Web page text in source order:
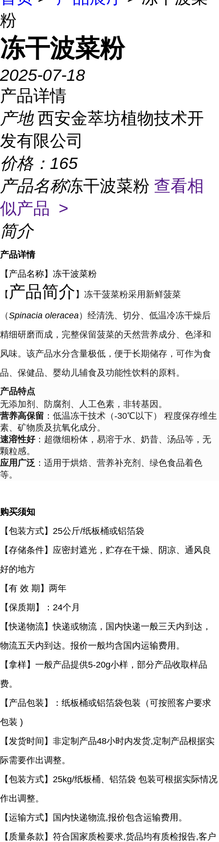
粉
冻干波菜粉
2025-07-18
产品详情
产地 西安金萃坊植物技术开
发有限公司
价格： 165
产品名称冻干波菜粉 查看相
似产品 >
简介
产品详情
【产品名称】冻干波菜粉
【 产品简介 】 冻干菠菜粉采用新鲜菠菜
（Spinacia oleracea）经清洗、切分、低温冷冻干燥后
精细研磨而成，完整保留菠菜的天然营养成分、色泽和
风味。该产品水分含量极低，便于长期储存，可作为食
品、保健品、婴幼儿辅食及功能性饮料的原料。
产品特点
无添加剂、防腐剂、人工色素，非转基因。
营养高保留 ：低温冻干技术（-30℃以下） 程度保存维生
素、矿物质及抗氧化成分。
速溶性好：超微细粉体，易溶于水、奶昔、汤品等，无
颗粒感。
应用广泛 ：适用于烘焙、营养补充剂、绿色食品着色
等。
购买须知
【包装方式】 25公斤/纸板桶或铝箔袋
【存储条件】应密封遮光，贮存在干燥、阴凉、通风良
好的地方
【有 效 期】两年
【保质期】： 24个月
【快递物流】快递或物流，国内快递一般三天内到达，
物流五天内到达。报价一般均含国内运输费用。
【拿样】一般产品提供5-20g小样，部分产品收取样品
费。
【产品包装】：纸板桶或铝箔袋包装（可按照客户要求
包装 )
【发货时间】非定制产品48小时内发货,定制产品根据实
际需要作出调整。
【包装方式】 25kg/纸板桶、铝箔袋 包装可根据实际情况
作出调整。
【运输方式】国内快递物流,报价包含运输费用。
【质量条款】符合国家质检要求,货品均有质检报告,客户